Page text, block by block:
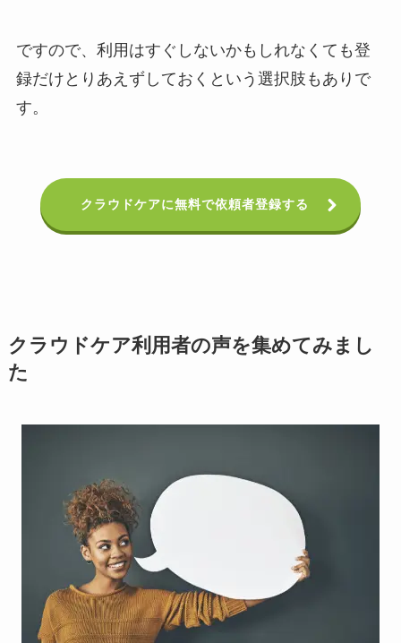
ですので、利用はすぐしないかもしれなくても登
録だけとりあえずしておくという選択肢もありで
す。
クラウドケアに無料で依頼者登録する
クラウドケア利用者の声を集めてみまし
た